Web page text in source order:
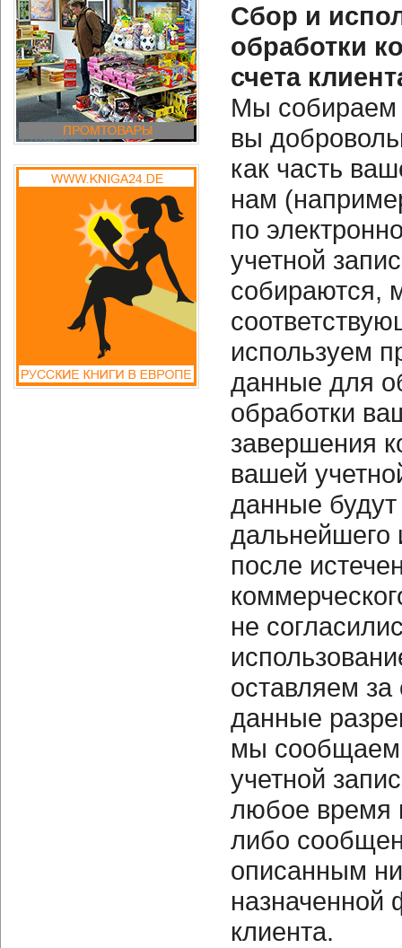
Сбор и
обработки
счета
Мы
вы
как часть
нам
по
учетной
собираются,
используем
данные для
обработки
завершения
вашей
данные
дальнейшего
после
не
оставляем за
данные
мы
учетной
любое время
либо
описанным
назначенной
клиента.